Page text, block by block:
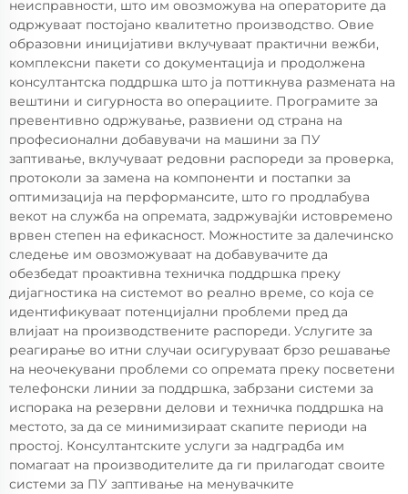
неисправности, што им овозможува на операторите да
одржуваат постојано квалитетно производство. Овие
образовни иницијативи вклучуваат практични вежби,
комплексни пакети со документација и продолжена
консултантска поддршка што ја поттикнува размената на
вештини и сигурноста во операциите. Програмите за
превентивно одржување, развиени од страна на
професионални добавувачи на машини за ПУ
заптивање, вклучуваат редовни распореди за проверка,
протоколи за замена на компоненти и постапки за
оптимизација на перформансите, што го продлабува
векот на служба на опремата, задржувајќи истовремено
врвен степен на ефикасност. Можностите за далечинско
следење им овозможуваат на добавувачите да
обезбедат проактивна техничка поддршка преку
дијагностика на системот во реално време, со која се
идентификуваат потенцијални проблеми пред да
влијаат на производствените распореди. Услугите за
реагирање во итни случаи осигуруваат брзо решавање
на неочекувани проблеми со опремата преку посветени
телефонски линии за поддршка, забрзани системи за
испорака на резервни делови и техничка поддршка на
местото, за да се минимизираат скапите периоди на
простој. Консултантските услуги за надградба им
помагаат на производителите да ги прилагодат своите
системи за ПУ заптивање на менувачките